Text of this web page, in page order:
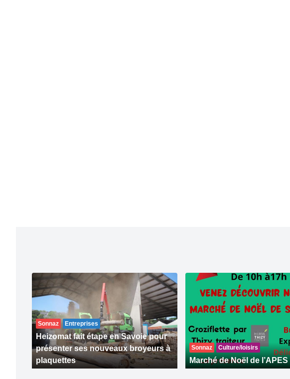
Sonnaz Entreprises
Heizomat fait étape en Savoie pour
présenter ses nouveaux broyeurs à
plaquettes
Sonnaz Culture/loisirs
Marché de Noël de l’APES